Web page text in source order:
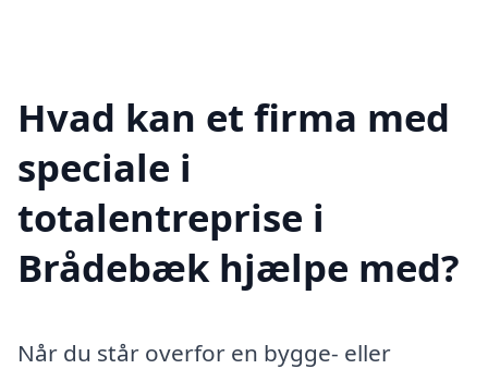
Hvad kan et firma med
speciale i
totalentreprise i
Brådebæk hjælpe med?
Når du står overfor en bygge- eller